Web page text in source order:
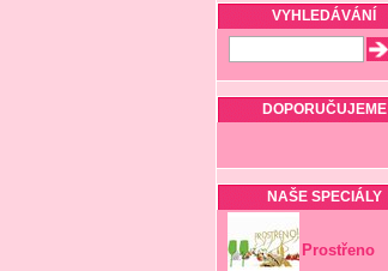
VYHLEDÁVÁNÍ
DOPORUČUJEME
NAŠE SPECIÁLY
Prostřeno